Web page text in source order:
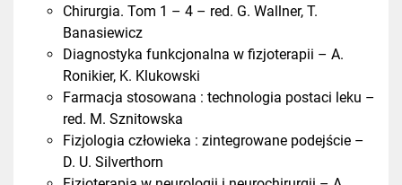
Chirurgia. Tom 1 – 4 – red. G. Wallner, T.
Banasiewicz
Diagnostyka funkcjonalna w fizjoterapii – A.
Ronikier, K. Klukowski
Farmacja stosowana : technologia postaci leku –
red. M. Sznitowska
Fizjologia człowieka : zintegrowane podejście –
D. U. Silverthorn